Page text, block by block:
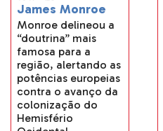
James Monroe
Monroe delineou a
“doutrina” mais
famosa para a
região, alertando as
potências europeias
contra o avanço da
colonização do
Hemisfério